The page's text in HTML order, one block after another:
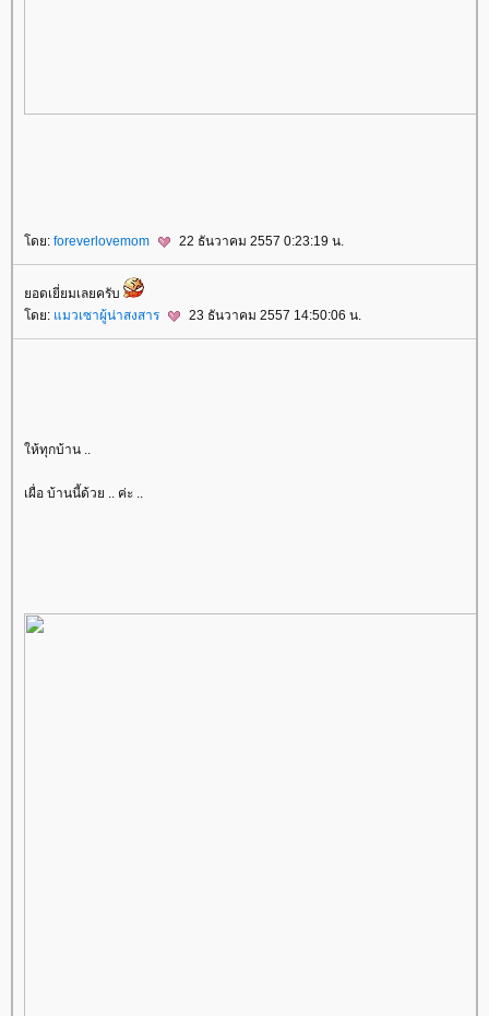
ดย: foreverlovemom 22 ธันวาคม 2557 0:23:19 น.
อดเยี่ยมเลยครับ
ดย: มวเซาผู้น่าสงสาร 23 ธันวาคม 2557 14:50:06 น.
ห้ทุกบ้าน ..
เผื่อ บ้านนี้ด้วย .. ค่ะ ..